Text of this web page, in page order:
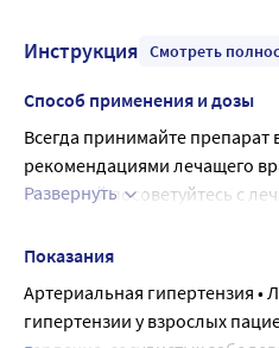
Инструкция Смотреть
Способ применения и дозы
Всегда принимайте препарат
рекомендациями лечащего
сомнений посоветуйтесь с
Для лечения повышенного
В некоторых случаях Ваш
более низкую дозу 20 мг
Развернуть
Показания
Артериальная гипертензия •
гипертензии у взрослых